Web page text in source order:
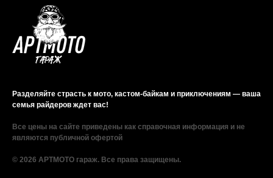
Разделяйте страсть к мото, кастом-байкам и приключениям — ваша
семья райдеров ждет вас!
Все цены на сайте приведены как справочная информация и не
являются публичной офертой
© 2026 АРТМОТО гараж. Все права защищены.